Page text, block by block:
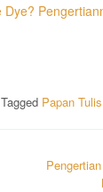
Dye?
Tagged Papan Tulis